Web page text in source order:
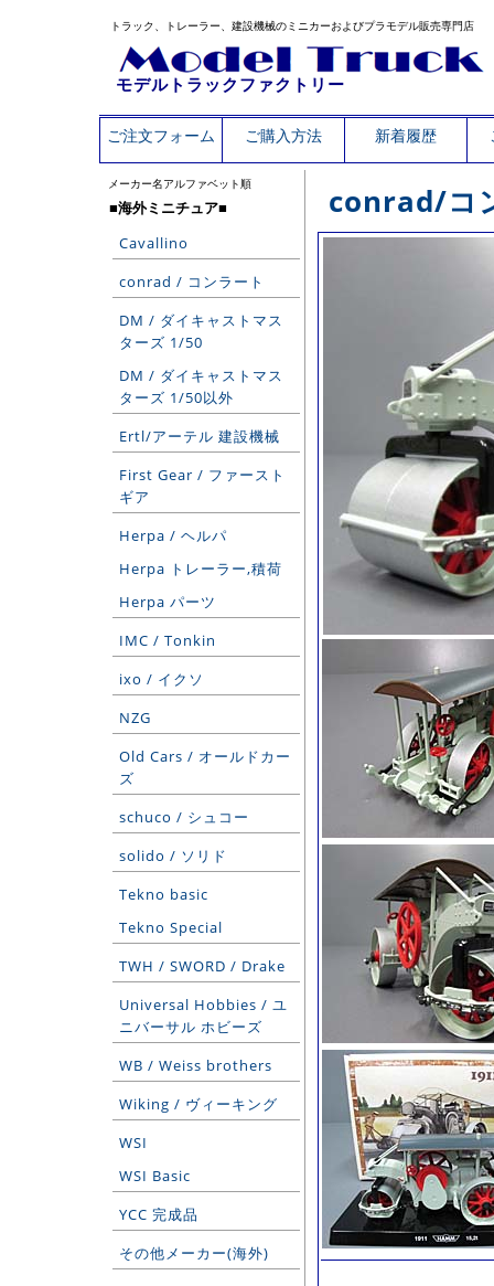
トラック、トレーラー、建設機械のミニカーおよびプラモデル販売専門店
モデルトラックファクトリー
ご注文フォーム ご購入方法 新着履歴
メーカー名アルファベット順
■海外ミニチュア■
Cavallino
conrad / コンラート
DM / ダイキャストマス
ターズ 1/50
DM / ダイキャストマス
ターズ 1/50以外
Ertl/アーテル 建設機械
First Gear / ファースト
ギア
Herpa / ヘルパ
Herpa トレーラー,積荷
Herpa パーツ
IMC / Tonkin
ixo / イクソ
NZG
Old Cars / オールドカー
ズ
schuco / シュコー
solido / ソリド
Tekno basic
Tekno Special
TWH / SWORD / Drake
Universal Hobbies / ユ
ニバーサル ホビーズ
WB / Weiss brothers
Wiking / ヴィーキング
WSI
WSI Basic
YCC 完成品
その他メーカー(海外)
conrad/コ